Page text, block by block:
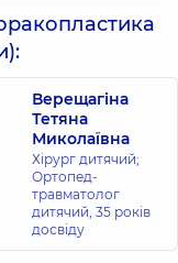
Верещагіна
Тетяна
Миколаївна
Хірург дитячий;
Ортопед-
травматолог
дитячий, 35 років
досвіду